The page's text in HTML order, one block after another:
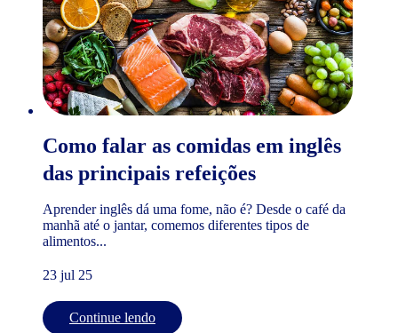
Como falar as comidas em inglês
das principais refeições
Aprender inglês dá uma fome, não é? Desde o café da
manhã até o jantar, comemos diferentes tipos de
alimentos...
23 jul 25
Continue lendo